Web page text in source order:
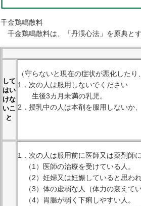
千金鶏鳴散料
千金鶏鳴散料は、「丹渓心法」を原典と
して
はい
けな
いこ
と
（守らないと現在の症状が悪化した
1．次の人は服用しないでください
生後3カ月未満の乳児。
2．授乳中の人は本剤を服用しないか
1．次の人は服用前に医師又は薬剤師
（1）医師の治療を受けている人。
（2）妊婦又は妊娠していると思われ
（3）体の虚弱な人（体力の衰えて
（4）胃腸が弱く下痢しやすい人。